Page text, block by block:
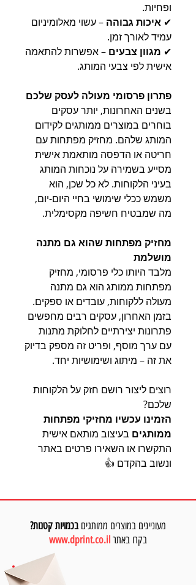
ופחיות.
✔ איכות גבוהה – עשוי מאלומיניום
עמיד לאורך זמן.
✔ מגוון צבעים – אפשרות להתאמה
אישית לפי צבעי המותג.
פתרון פרסומי מעולה לעסק שלכם
בשנים האחרונות, יותר עסקים
בוחרים במוצרים ממותגים לקידום
המותג שלהם. מחזיק מפתחות עם
חריטה או הדפסה מותאמת אישית
מסייע בשמירה על נוכחות המותג
בעיני הלקוחות. לא כל שכן, הוא
משמש ככלי שימושי בחיי היום-יום,
מה שמבטיח חשיפה מקסימלית.
מחזיק מפתחות שהוא גם מתנה
מושלמת
מלבד היותו כלי פרסומי, מחזיק
מפתחות ממותג הוא גם מתנה
מעולה ללקוחות, עובדים או ספקים.
בזמן האחרון, עסקים רבים מחפשים
פתרונות יצירתיים לחלוקת מתנות
עם ערך מוסף, ופריט זה מספק בדיוק
את זה – מיתוג ושימושיות יחד.
רוצים ליצור רושם חזק על הלקוחות
שלכם?
הזמינו עכשיו מחזיקי מפתחות
ממותגים בעיצוב מותאם אישית
התקשרו או השאירו פרטים באתר
ונשוב בהקדם 👍
מעוניינים במוצרים ממותגיםבכמויות קטנות?
בקרו באתר www.dprint.co.il